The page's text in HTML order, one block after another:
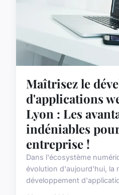
Maîtrisez le
d'applications
Lyon : Les
indéniables
entreprise !
Dans l'écosystème
évolution d'aujourd'hui, la
développement